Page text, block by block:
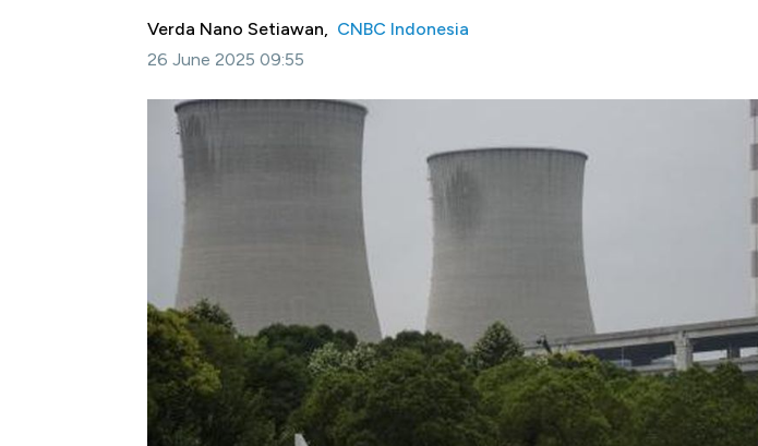
Verda Nano Setiawan, CNBC Indonesia
26 June 2025 09:55